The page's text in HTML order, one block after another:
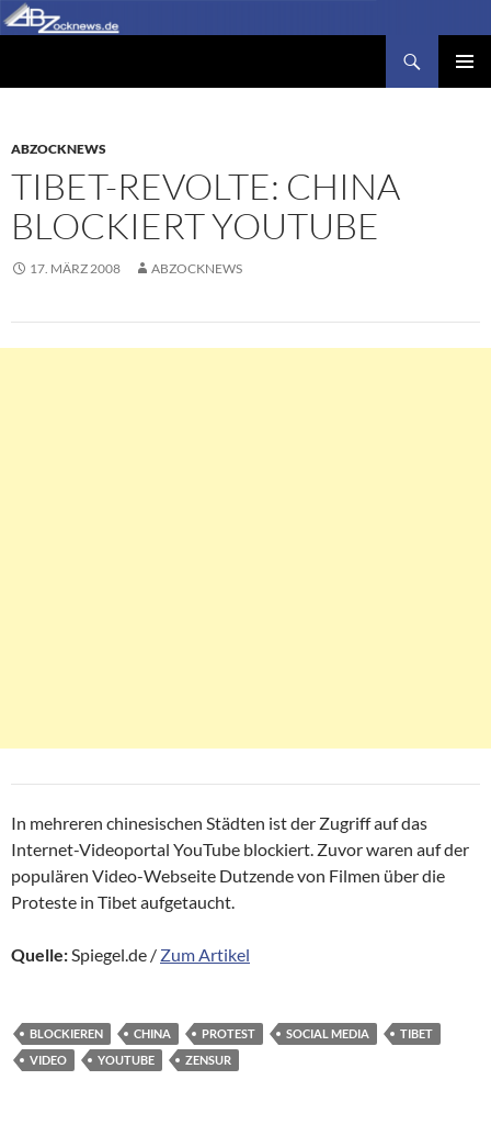
Zum
Inhalt
ABZOCKNEWS
TIBET-REVOLTE: CHINA
BLOCKIERT YOUTUBE
17. MÄRZ 2008 ABZOCKNEWS
In mehreren chinesischen Städten ist der Zugriff auf das
Internet-Videoportal YouTube blockiert. Zuvor waren auf der
populären Video-Webseite Dutzende von Filmen über die
Proteste in Tibet aufgetaucht.
Quelle:Spiegel.de / Zum Artikel
BLOCKIEREN CHINA PROTEST SOCIAL MEDIA
TIBET
VIDEO
YOUTUBE ZENSUR